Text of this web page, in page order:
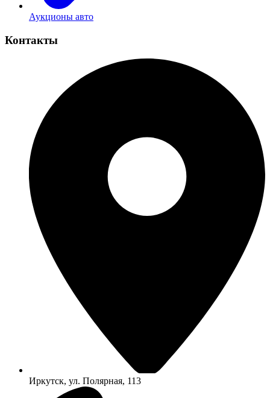
Аукционы авто
Контакты
Иркутск, ул. Полярная, 113